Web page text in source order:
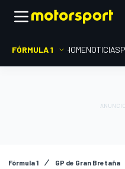
FÓRMULA 1 HOMENOTICIAS
Fórmula 1 GP de Gran Bretaña